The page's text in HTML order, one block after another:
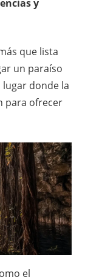
y
que lista
un paraíso
donde la
para ofrecer
el